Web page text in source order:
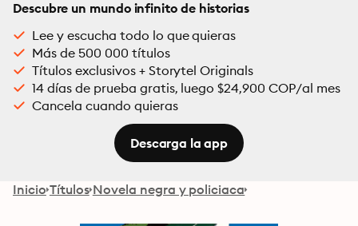
Descubre un mundo infinito de historias
Lee y escucha todo lo que quieras
Más de 500 000 títulos
Títulos exclusivos + Storytel Originals
14 días de prueba gratis, luego $24,900 COP/al mes
Cancela cuando quieras
Descarga la app
Inicio Títulos Novela negra y policiaca